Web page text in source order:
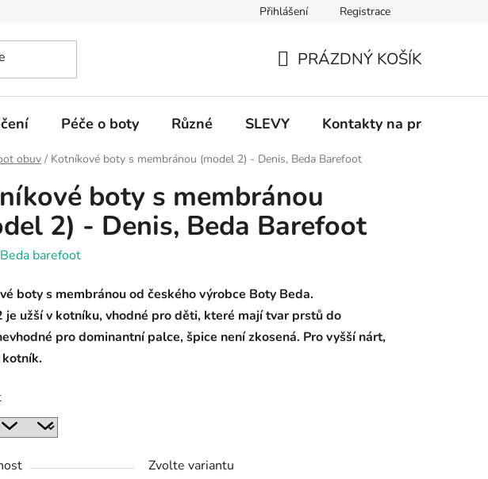
prodejny Informace k on-line platbám Odstoupení od
Přihlášení Registrace
KOŠÍK
PRÁZDNÝ KOŠÍK
Péče o boty Různé SLEVY Kontakty na prodejny
obuv / Kotníkové boty s membránou (model 2) - Denis, Beda Barefoot
boty s membránou
2) - Denis, Beda Barefoot
Beda barefoot
boty s membránou od českého výrobce Boty Beda.
je užší v kotníku, vhodné pro děti, které mají tvar prstů do
pro dominantní palce, špice není zkosená. Pro vyšší nárt,
Zvolte variantu